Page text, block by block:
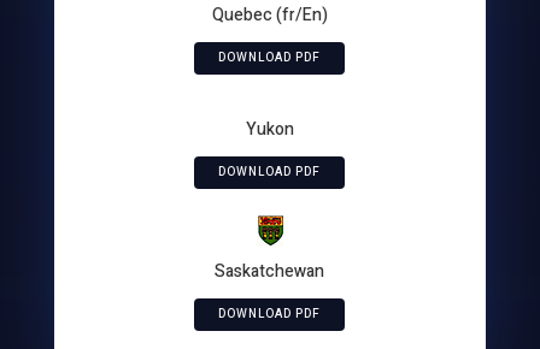
Quebec (fr/En)
DOWNLOAD PDF
Yukon
DOWNLOAD PDF
Saskatchewan
DOWNLOAD PDF